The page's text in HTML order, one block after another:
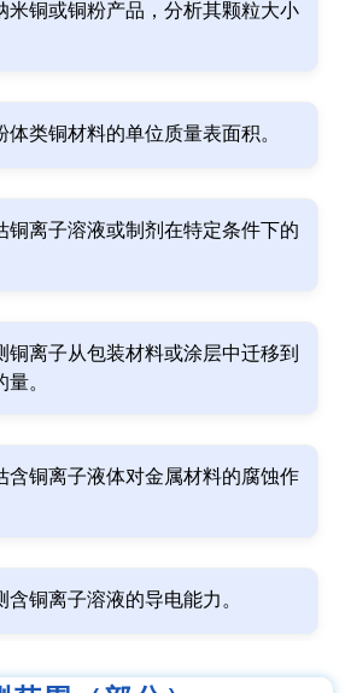
米铜或铜粉产品，分析其颗粒大小
体类铜材料的单位质量表面积。
铜离子溶液或制剂在特定条件下的
铜离子从包装材料或涂层中迁移到
。
含铜离子液体对金属材料的腐蚀作
铜离子溶液的导电能力。